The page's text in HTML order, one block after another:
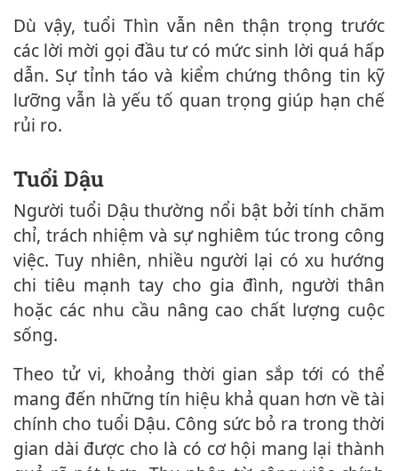
Dù vậy, tuổi Thìn vẫn nên thận trọng trước
các lời mời gọi đầu tư có mức sinh lời quá hấp
dẫn. Sự tỉnh táo và kiểm chứng thông tin kỹ
lưỡng vẫn là yếu tố quan trọng giúp hạn chế
rủi ro.
Tuổi Dậu
Người tuổi Dậu thường nổi bật bởi tính chăm
chỉ, trách nhiệm và sự nghiêm túc trong công
việc. Tuy nhiên, nhiều người lại có xu hướng
chi tiêu mạnh tay cho gia đình, người thân
hoặc các nhu cầu nâng cao chất lượng cuộc
sống.
Theo tử vi, khoảng thời gian sắp tới có thể
mang đến những tín hiệu khả quan hơn về tài
chính cho tuổi Dậu. Công sức bỏ ra trong thời
gian dài được cho là có cơ hội mang lại thành